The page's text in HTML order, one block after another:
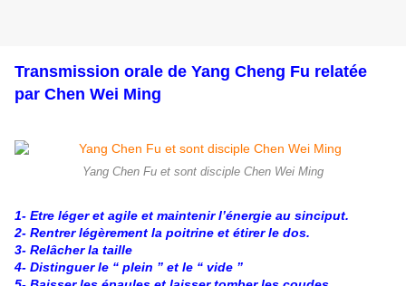
Transmission orale de Yang Cheng Fu relatée
par Chen Wei Ming
Yang Chen Fu et sont disciple Chen Wei Ming
1- Etre léger et agile et maintenir l’énergie au sinciput.
2- Rentrer légèrement la poitrine et étirer le dos.
3- Relâcher la taille
4- Distinguer le “ plein ” et le “ vide ”